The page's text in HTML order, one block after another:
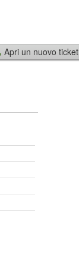
Apri un nuovo ticket